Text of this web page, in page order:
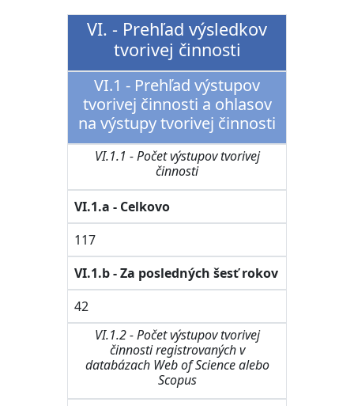
VI. - Prehľad výsledkov
tvorivej činnosti
VI.1 - Prehľad výstupov
tvorivej činnosti a ohlasov
na výstupy tvorivej činnosti
VI.1.1 - Počet výstupov tvorivej
činnosti
VI.1.a - Celkovo
117
VI.1.b - Za posledných šesť rokov
42
VI.1.2 - Počet výstupov tvorivej
činnosti registrovaných v
databázach Web of Science alebo
Scopus